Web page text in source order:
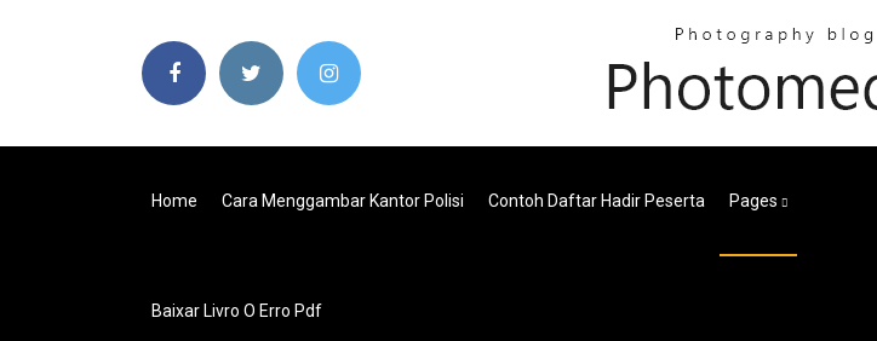
Home Cara Menggambar Kantor Polisi Contoh Daftar Hadir Peserta Pages
Baixar Livro O Erro Pdf